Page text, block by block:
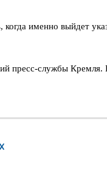
именно выйдет
пресс-службы Кремля.